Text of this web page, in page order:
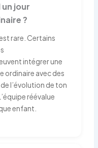
jour
?
rare. Certains
intégrer une
ordinaire avec des
l’évolution de ton
réévalue
enfant.